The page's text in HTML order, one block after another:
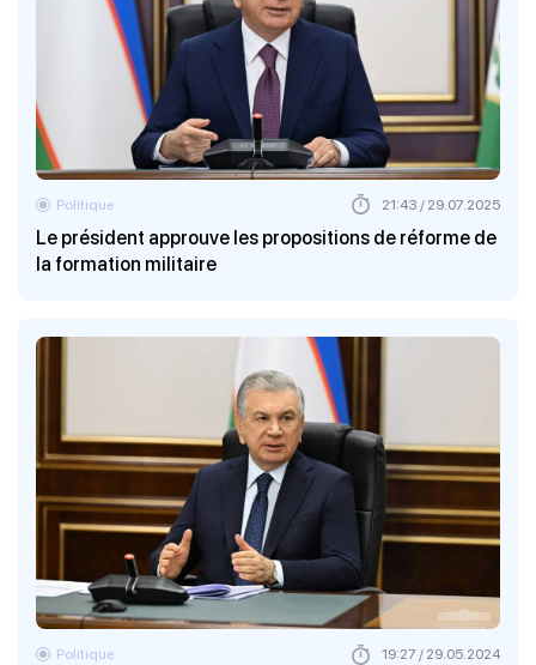
Le président approuve les propositions de réforme de
la formation militaire
Politique 21:43 / 29.07.2025
Politique 19:27 / 29.05.2024